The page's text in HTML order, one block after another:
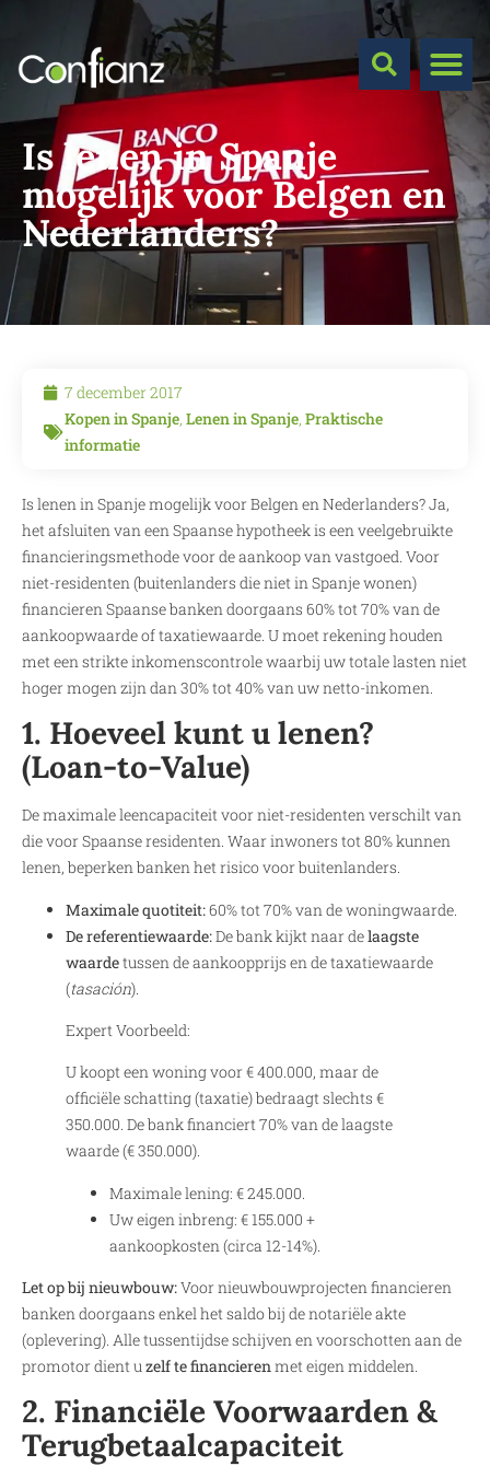
Is lenen in Spanje
mogelijk voor Belgen en
Nederlanders?
7 december 2017
Kopen in Spanje, Lenen in Spanje, Praktische
informatie
Is lenen in Spanje mogelijk voor Belgen en Nederlanders? Ja,
het afsluiten van een Spaanse hypotheek is een veelgebruikte
financieringsmethode voor de aankoop van vastgoed. Voor
niet-residenten (buitenlanders die niet in Spanje wonen)
financieren Spaanse banken doorgaans 60% tot 70% van de
aankoopwaarde of taxatiewaarde. U moet rekening houden
met een strikte inkomenscontrole waarbij uw totale lasten niet
hoger mogen zijn dan 30% tot 40% van uw netto-inkomen.
1. Hoeveel kunt u lenen?
(Loan-to-Value)
De maximale leencapaciteit voor niet-residenten verschilt van
die voor Spaanse residenten. Waar inwoners tot 80% kunnen
lenen, beperken banken het risico voor buitenlanders.
Maximale quotiteit:60% tot 70% van de woningwaarde.
De referentiewaarde:De bank kijkt naar delaagste
waardetussen de aankoopprijs en de taxatiewaarde
(tasación).
Expert Voorbeeld:
U koopt een woning voor € 400.000, maar de
officiële schatting (taxatie) bedraagt slechts €
350.000. De bank financiert 70% van de laagste
waarde (€ 350.000).
Maximale lening: € 245.000.
Uw eigen inbreng: € 155.000 +
aankoopkosten (circa 12-14%).
Let op bij nieuwbouw:Voor nieuwbouwprojecten financieren
banken doorgaans enkel het saldo bij de notariële akte
(oplevering). Alle tussentijdse schijven en voorschotten aan de
promotor dient u zelf te financieren met eigen middelen.
2. Financiële Voorwaarden &
Terugbetaalcapaciteit